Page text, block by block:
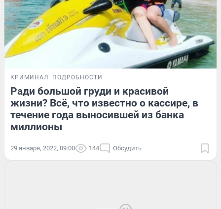
КРИМИНАЛ ПОДРОБНОСТИ
Ради большой груди и красивой
жизни? Всё, что известно о кассире, в
течение года выносившей из банка
миллионы
29 января, 2022, 09:00 144 Обсудить